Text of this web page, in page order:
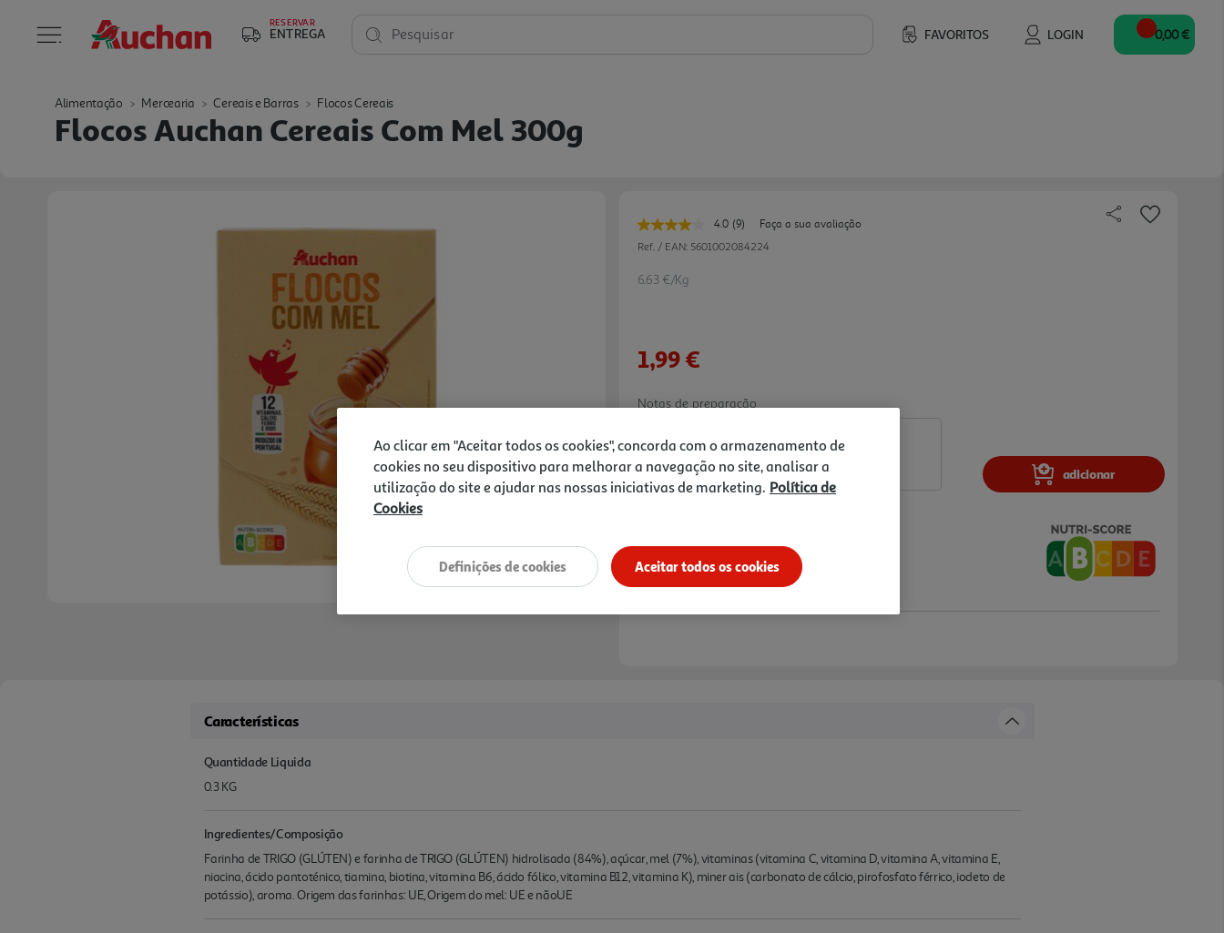
RESERVAR
ENTREGA FAVORITOS LOGIN
Pesquisar 0,00 €
Alimentação Mercearia Cereais e Barras Flocos Cereais
Flocos Auchan Cereais Com Mel 300g
4.0 Leu
9
(9)
Faça a sua avaliação
Ref. / EAN: 5601002084224
6.63 €/Kg
1,99 €
Notas de preparação
adicionar
Características
Quantidade Liquida
0.3 KG
Ingredientes/Composição
Farinha de TRIGO (GLÚTEN) e farinha de TRIGO (GLÚTEN) hidrolisada (84%), açúcar, mel (7%), vitaminas (vitamina C, vitamina D, vitamina A, vitamina E,
niacina, ácido pantoténico, tiamina, biotina, vitamina B6, ácido fólico, vitamina B12, vitamina K), miner ais (carbonato de cálcio, pirofosfato férrico, iodeto de
potássio), aroma. Origem das farinhas: UE, Origem do mel: UE e nãoUE
Ao clicar em "Aceitar todos os cookies", concorda com o armazenamento de
cookies no seu dispositivo para melhorar a navegação no site, analisar a
utilização do site e ajudar nas nossas iniciativas de marketing. Política de
Cookies
Aceitar todos os cookies
Definições de cookies